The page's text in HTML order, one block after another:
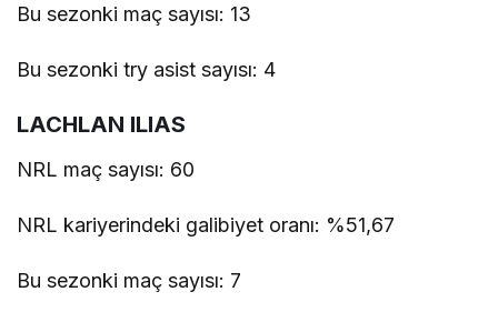
Bu sezonki maç sayısı: 13
Bu sezonki try asist sayısı: 4
LACHLAN ILIAS
NRL maç sayısı: 60
NRL kariyerindeki galibiyet oranı: %51,67
Bu sezonki maç sayısı: 7